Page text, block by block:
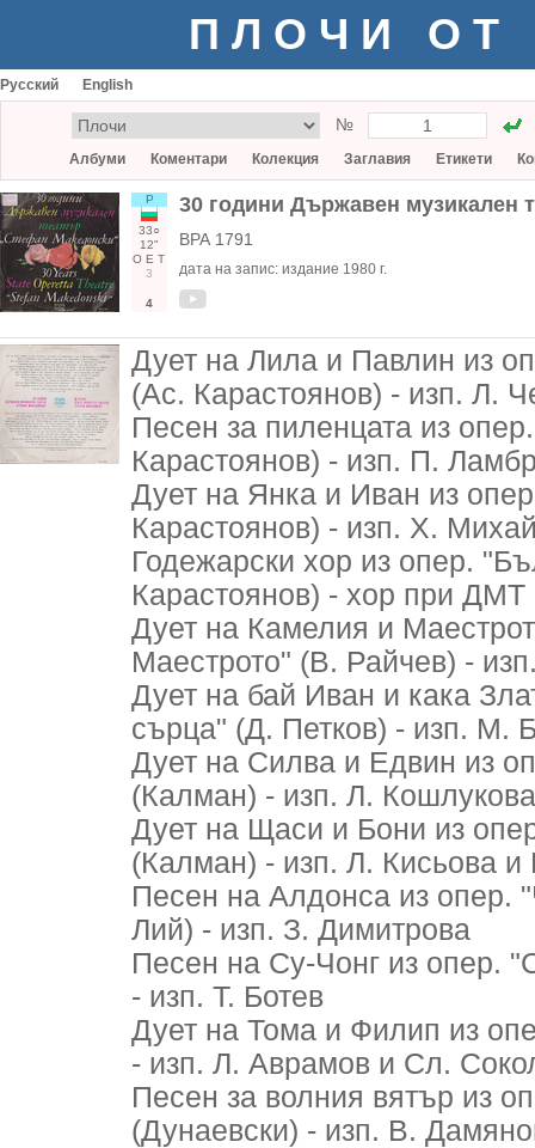
ПЛОЧИ ОТ
Русский English
№
Албуми Коментари Колекция Заглавия Етикети
Р
33○
12"
О Е Т
3
4
30 години Държавен музикален
ВРА 1791
дата на запис: издание 1980 г.
Дует на Лила и Павлин из
(Ас. Карастоянов) - изп. Л.
Песен за пиленцата из
Карастоянов) - изп. П.
Дует на Янка и Иван из
Карастоянов) - изп. Х.
Годежарски хор из опер.
Карастоянов) - хор при ДМТ
Дует на Камелия и
Маестрото" (В. Райчев) -
Дует на бай Иван и кака
сърца" (Д. Петков) - изп. М.
Дует на Силва и Едвин из
(Калман) - изп. Л.
Дует на Щаси и Бони из
(Калман) - изп. Л. Кисьова и
Песен на Алдонса из опер.
Лий) - изп. З. Димитрова
Песен на Су-Чонг из опер.
- изп. Т. Ботев
Дует на Тома и Филип из
- изп. Л. Аврамов и Сл.
Песен за волния вятър из
(Дунаевски) - изп. В.